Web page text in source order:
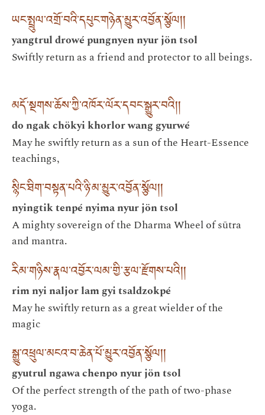
ཡང་སྤྲུལ་འགྲོ་བའི་དཔུང་གཉེན་མྱུར་འབྱོན་སྩོལ།།
yangtrul drowé pungnyen nyur jön tsol
Swiftly return as a friend and protector to all beings.
མདོ་སྔགས་ཆོས་ཀྱི་འཁོར་ལོར་དབང་སྒྱུར་བའི།།
do ngak chökyi khorlor wang gyurwé
May he swiftly return as a sun of the Heart-Essence
teachings,
སྙིང་ཐིག་བསྟན་པའི་ཉི་མ་མྱུར་འབྱོན་སྩོལ།།
nyingtik tenpé nyima nyur jön tsol
A mighty sovereign of the Dharma Wheel of sūtra
and mantra.
རིམ་གཉིས་རྣལ་འབྱོར་ལམ་གྱི་རྩལ་རྫོགས་པའི།།
rim nyi naljor lam gyi tsaldzokpé
May he swiftly return as a great wielder of the
magic
སྒྱུ་འཕྲུལ་མངའ་བ་ཆེན་པོ་མྱུར་འབྱོན་སྩོལ།།
gyutrul ngawa chenpo nyur jön tsol
Of the perfect strength of the path of two-phase
yoga.